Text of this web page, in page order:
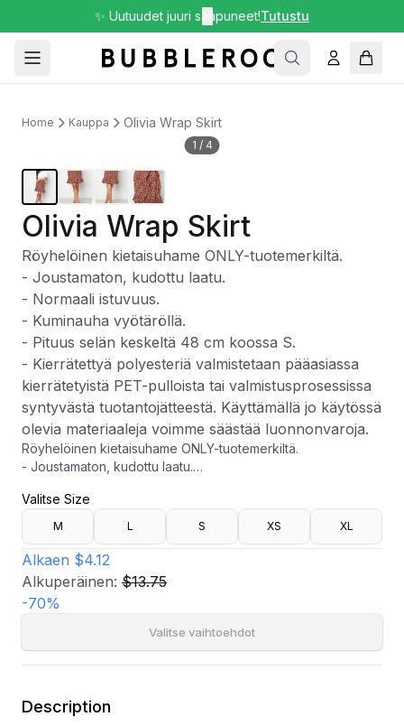
✨ Uutuudet juuri saapuneet!Tutustu
Home Kauppa Olivia Wrap Skirt
1 / 4
Olivia Wrap Skirt
Röyhelöinen kietaisuhame ONLY-tuotemerkiltä.
- Joustamaton, kudottu laatu.
- Normaali istuvuus.
- Kuminauha vyötäröllä.
- Pituus selän keskeltä 48 cm koossa S.
- Kierrätettyä polyesteriä valmistetaan pääasiassa
kierrätetyistä PET-pulloista tai valmistusprosessissa
syntyvästä tuotantojätteestä. Käyttämällä jo käytössä
olevia materiaaleja voimme säästää luonnonvaroja.
Röyhelöinen kietaisuhame ONLY-tuotemerkiltä.
- Joustamaton, kudottu laatu.
- Kuminauha vyötäröllä.
- Pituus selän keskeltä 48 cm koossa S.
- Kierrätettyä polyesteriä valmistetaan pääasiassa
kierrätetyistä PET-pulloista tai valmistusprosessissa
syntyvästä tuotantojätteestä. Käyttämällä jo käytössä olevia
materiaaleja voimme säästää luonnonvaroja.
Valitse Size
M L S XS XL
Alkaen $4.12
Alkuperäinen: $13.75
-70%
Valitse vaihtoehdot
Description